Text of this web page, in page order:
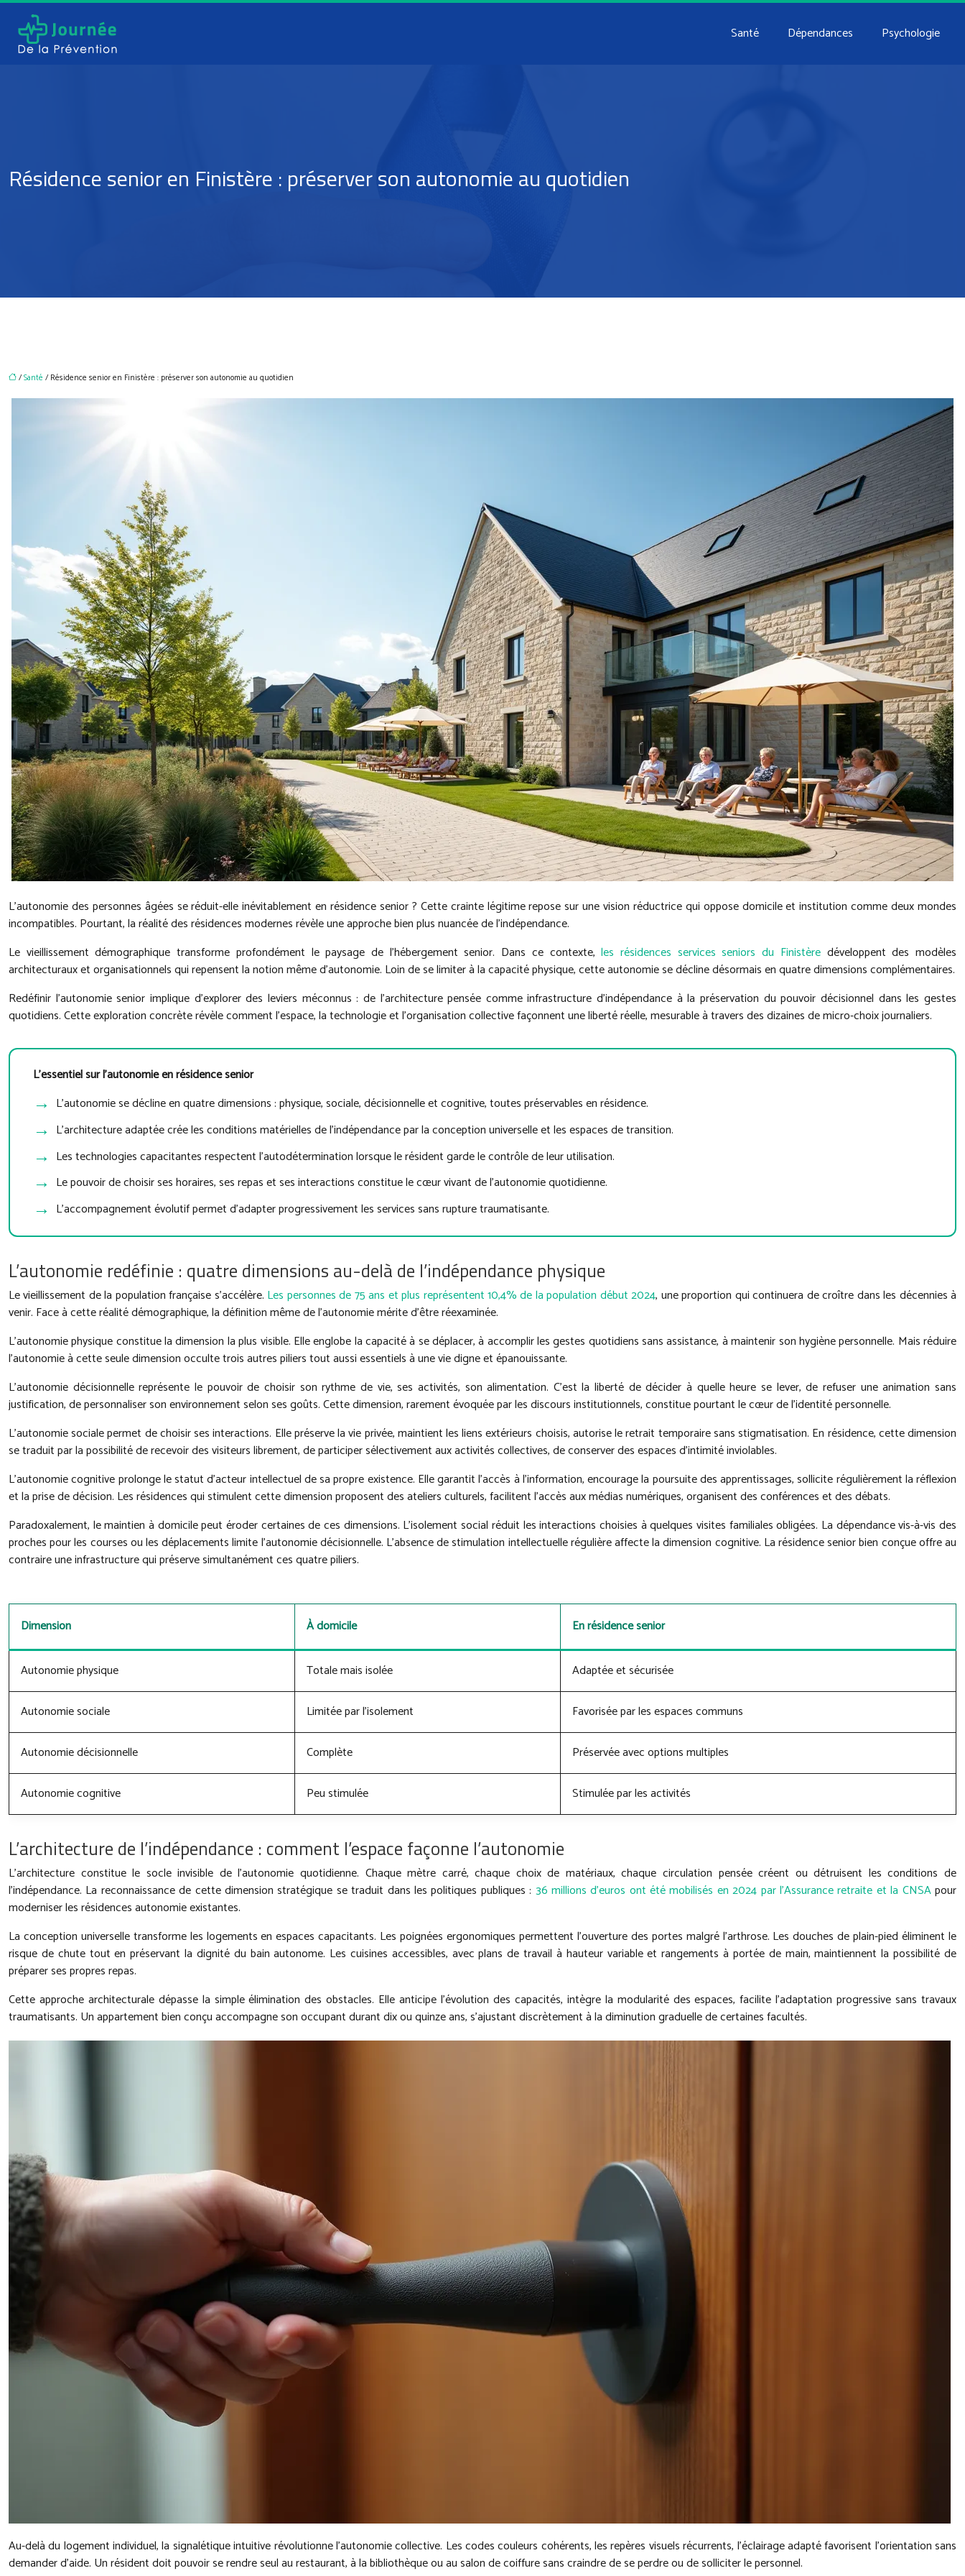
Santé Dépendances Psychologie
Résidence senior en Finistère : préserver son autonomie au quotidien
/Santé / Résidence senior en Finistère : préserver son autonomie au quotidien
L’autonomie des personnes âgées se réduit-elle inévitablement en résidence senior ? Cette crainte légitime repose sur une vision réductrice qui oppose domicile et institution comme deux mondes
incompatibles. Pourtant, la réalité des résidences modernes révèle une approche bien plus nuancée de l’indépendance.
Le vieillissement démographique transforme profondément le paysage de l’hébergement senior. Dans ce contexte,les résidences services seniors du Finistèredéveloppent des modèles
architecturaux et organisationnels qui repensent la notion même d’autonomie. Loin de se limiter à la capacité physique, cette autonomie se décline désormais en quatre dimensions complémentaires.
Redéfinir l’autonomie senior implique d’explorer des leviers méconnus : de l’architecture pensée comme infrastructure d’indépendance à la préservation du pouvoir décisionnel dans les gestes
quotidiens. Cette exploration concrète révèle comment l’espace, la technologie et l’organisation collective façonnent une liberté réelle, mesurable à travers des dizaines de micro-choix journaliers.
L’essentiel sur l’autonomie en résidence senior
L’autonomie se décline en quatre dimensions : physique, sociale, décisionnelle et cognitive, toutes préservables en résidence.
L’architecture adaptée crée les conditions matérielles de l’indépendance par la conception universelle et les espaces de transition.
Les technologies capacitantes respectent l’autodétermination lorsque le résident garde le contrôle de leur utilisation.
Le pouvoir de choisir ses horaires, ses repas et ses interactions constitue le cœur vivant de l’autonomie quotidienne.
L’accompagnement évolutif permet d’adapter progressivement les services sans rupture traumatisante.
L’autonomie redéfinie : quatre dimensions au-delà de l’indépendance physique
Le vieillissement de la population française s’accélère. Les personnes de 75 ans et plus représentent 10,4% de la population début 2024, une proportion qui continuera de croître dans les décennies à
venir. Face à cette réalité démographique, la définition même de l’autonomie mérite d’être réexaminée.
L’autonomie physique constitue la dimension la plus visible. Elle englobe la capacité à se déplacer, à accomplir les gestes quotidiens sans assistance, à maintenir son hygiène personnelle. Mais réduire
l’autonomie à cette seule dimension occulte trois autres piliers tout aussi essentiels à une vie digne et épanouissante.
L’autonomie décisionnelle représente le pouvoir de choisir son rythme de vie, ses activités, son alimentation. C’est la liberté de décider à quelle heure se lever, de refuser une animation sans
justification, de personnaliser son environnement selon ses goûts. Cette dimension, rarement évoquée par les discours institutionnels, constitue pourtant le cœur de l’identité personnelle.
L’autonomie sociale permet de choisir ses interactions. Elle préserve la vie privée, maintient les liens extérieurs choisis, autorise le retrait temporaire sans stigmatisation. En résidence, cette dimension
se traduit par la possibilité de recevoir des visiteurs librement, de participer sélectivement aux activités collectives, de conserver des espaces d’intimité inviolables.
L’autonomie cognitive prolonge le statut d’acteur intellectuel de sa propre existence. Elle garantit l’accès à l’information, encourage la poursuite des apprentissages, sollicite régulièrement la réflexion
et la prise de décision. Les résidences qui stimulent cette dimension proposent des ateliers culturels, facilitent l’accès aux médias numériques, organisent des conférences et des débats.
Paradoxalement, le maintien à domicile peut éroder certaines de ces dimensions. L’isolement social réduit les interactions choisies à quelques visites familiales obligées. La dépendance vis-à-vis des
proches pour les courses ou les déplacements limite l’autonomie décisionnelle. L’absence de stimulation intellectuelle régulière affecte la dimension cognitive. La résidence senior bien conçue offre au
contraire une infrastructure qui préserve simultanément ces quatre piliers.
Dimension À domicile En résidence senior
Autonomie physique Totale mais isolée Adaptée et sécurisée
Autonomie sociale Limitée par l’isolement Favorisée par les espaces communs
Autonomie décisionnelle Complète Préservée avec options multiples
Autonomie cognitive Peu stimulée Stimulée par les activités
L’architecture de l’indépendance : comment l’espace façonne l’autonomie
L’architecture constitue le socle invisible de l’autonomie quotidienne. Chaque mètre carré, chaque choix de matériaux, chaque circulation pensée créent ou détruisent les conditions de
l’indépendance. La reconnaissance de cette dimension stratégique se traduit dans les politiques publiques : 36 millions d’euros ont été mobilisés en 2024 par l’Assurance retraite et la CNSApour
moderniser les résidences autonomie existantes.
La conception universelle transforme les logements en espaces capacitants. Les poignées ergonomiques permettent l’ouverture des portes malgré l’arthrose. Les douches de plain-pied éliminent le
risque de chute tout en préservant la dignité du bain autonome. Les cuisines accessibles, avec plans de travail à hauteur variable et rangements à portée de main, maintiennent la possibilité de
préparer ses propres repas.
Cette approche architecturale dépasse la simple élimination des obstacles. Elle anticipe l’évolution des capacités, intègre la modularité des espaces, facilite l’adaptation progressive sans travaux
traumatisants. Un appartement bien conçu accompagne son occupant durant dix ou quinze ans, s’ajustant discrètement à la diminution graduelle de certaines facultés.
Au-delà du logement individuel, la signalétique intuitive révolutionne l’autonomie collective. Les codes couleurs cohérents, les repères visuels récurrents, l’éclairage adapté favorisent l’orientation sans
demander d’aide. Un résident doit pouvoir se rendre seul au restaurant, à la bibliothèque ou au salon de coiffure sans craindre de se perdre ou de solliciter le personnel.